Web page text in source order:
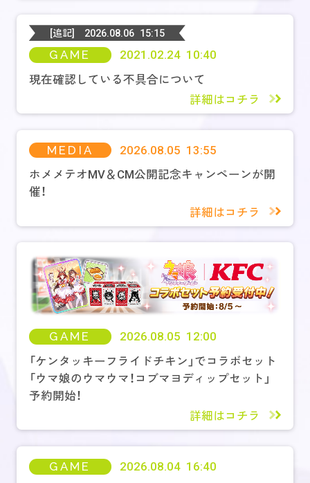
[追記] 2026.08.06 15:15
GAME
2021.02.24 10:40
現在確認している不具合について
詳細はコチラ
MEDIA
2026.08.05 13:55
ホメメテオMV＆CM公開記念キャンペーンが開
催！
詳細はコチラ
GAME
2026.08.05 12:00
「ケンタッキーフライドチキン」でコラボセット
「ウマ娘のウマウマ！コブマヨディップセット」
予約開始！
詳細はコチラ
GAME
2026.08.04 16:40